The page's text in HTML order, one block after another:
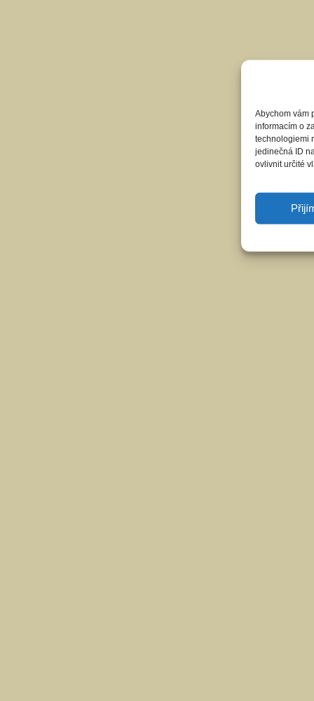
Abychom vám
informacím o
technologiemi
jedinečná ID
ovlivnit určité